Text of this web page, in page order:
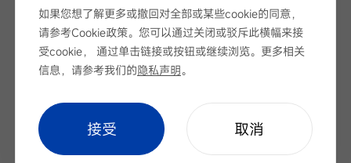
华晟荣誉
视频
新闻资讯
展会论坛
招标公告
服务支持
序列号查询
联系我们
Copyright © 安徽华晟新能源科技股份有限公司 版权所有
2022005100号
Cookie Setting | 网站地图 隐私声明
如果您想了解更多或撤回对全部或某些cookie的同意，
请参考Cookie政策。您可以通过关闭或驳斥此横幅来接
受cookie， 通过单击链接或按钮或继续浏览。更多相关
信息，请参考我们的隐私声明。
接受 取消
cookie setting